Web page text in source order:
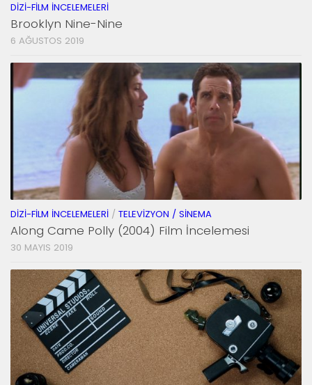
DIZI-FILM İNCELEMELERI
Brooklyn Nine-Nine
6 AĞUSTOS 2019
DIZI-FILM İNCELEMELERI / TELEVIZYON / SINEMA
Along Came Polly (2004) Film İncelemesi
30 MAYIS 2019